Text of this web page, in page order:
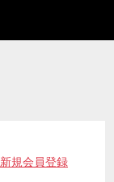
新規会員登録